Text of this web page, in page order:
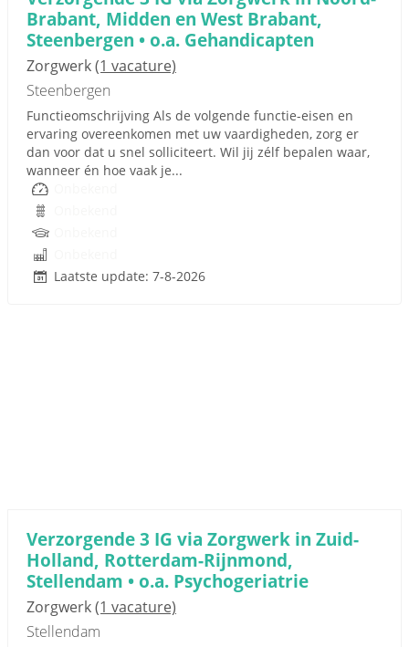
Brabant, Midden en West Brabant,
Steenbergen • o.a. Gehandicapten
Zorgwerk(1 vacature)
Steenbergen
Functieomschrijving Als de volgende functie-eisen en
ervaring overeenkomen met uw vaardigheden, zorg er
dan voor dat u snel solliciteert. Wil jij zélf bepalen waar,
wanneer én hoe vaak je...
Laatste update: 7-8-2026
Verzorgende 3 IG via Zorgwerk in Zuid-
Holland, Rotterdam-Rijnmond,
Stellendam • o.a. Psychogeriatrie
Zorgwerk(1 vacature)
Stellendam